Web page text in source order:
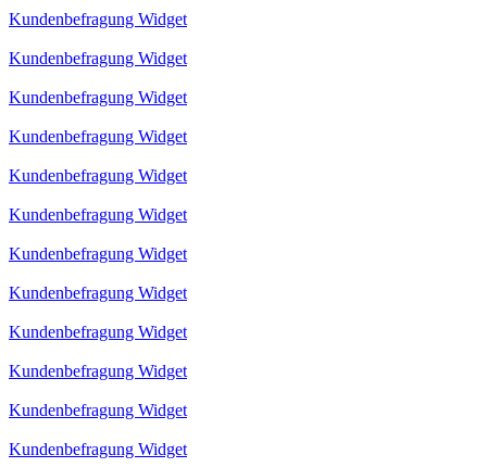
Kundenbefragung Widget
Kundenbefragung Widget
Kundenbefragung Widget
Kundenbefragung Widget
Kundenbefragung Widget
Kundenbefragung Widget
Kundenbefragung Widget
Kundenbefragung Widget
Kundenbefragung Widget
Kundenbefragung Widget
Kundenbefragung Widget
Kundenbefragung Widget